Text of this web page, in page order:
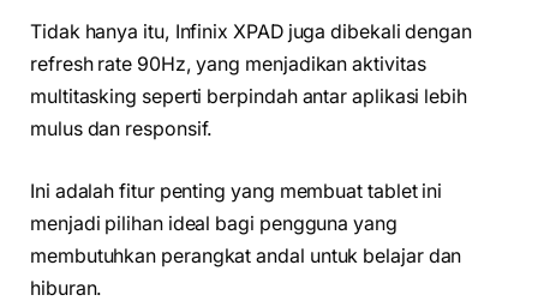
Tidak hanya itu, Infinix XPAD juga dibekali dengan
refresh rate 90Hz, yang menjadikan aktivitas
multitasking seperti berpindah antar aplikasi lebih
mulus dan responsif.
Ini adalah fitur penting yang membuat tablet ini
menjadi pilihan ideal bagi pengguna yang
membutuhkan perangkat andal untuk belajar dan
hiburan.